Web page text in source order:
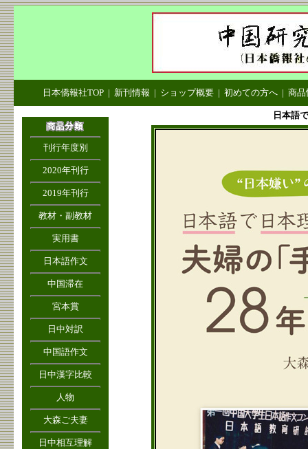
日本僑報社TOP | 新刊情報 | ショップ概要 | 初めての方へ | 商
刊行年度別
2020年刊行
2019年刊行
教材・副教材
実用書
日本語作文
中国滞在
宮本賞
日中対訳
中国語作文
日中漢字比較
人物
大森ご夫妻
日中相互理解
日本語